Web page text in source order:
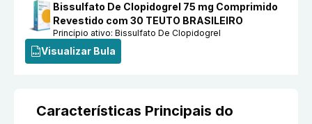
Bissulfato De Clopidogrel 75 mg Comprimido
Revestido com 30 TEUTO BRASILEIRO
Princípio ativo:Bissulfato De Clopidogrel
Visualizar Bula
Características Principais do